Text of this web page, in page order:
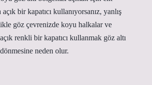
bir kapatıcı kullanıyorsanız, yanlış
göz çevrenizde koyu halkalar ve
renkli bir kapatıcı kullanmak göz altı
neden olur.